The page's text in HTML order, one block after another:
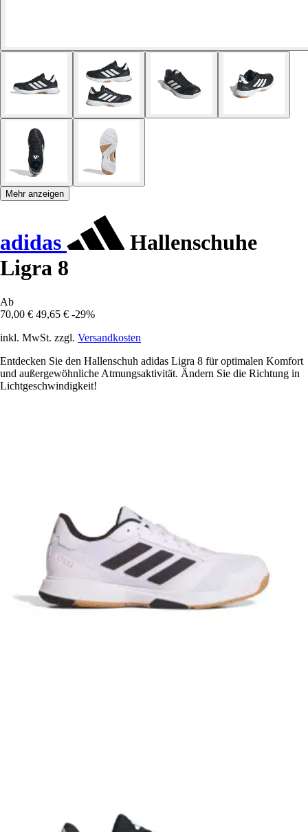
Mehr anzeigen
adidas
Hallenschuhe
Ligra 8
Ab
70,00 € 49,65 € -29%
inkl. MwSt. zzgl. Versandkosten
Entdecken Sie den Hallenschuh adidas Ligra 8 für optimalen Komfort
und außergewöhnliche Atmungsaktivität. Ändern Sie die Richtung in
Lichtgeschwindigkeit!